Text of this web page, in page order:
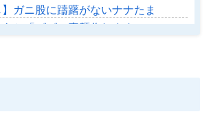
】ガニ股に躊躇がないナナたま
ち「ビビン素麺作れます」